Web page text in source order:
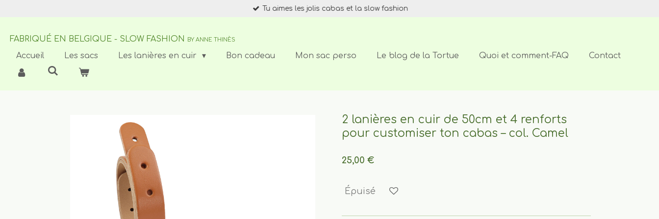
principal
Tu aimes les jolis cabas et la slow fashion
FABRIQUÉ EN BELGIQUE - SLOW FASHION BY ANNE THINÈS
Accueil Les sacs Les lanières en cuir Bon cadeau Mon sac perso Le blog de la Tortue Quoi et comment-FAQ Contact
2 lanières en cuir de 50cm et 4 renforts
pour customiser ton cabas – col. Camel
25,00 €
Épuisé